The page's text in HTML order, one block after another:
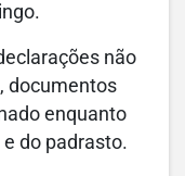
não
documentos
enquanto
do padrasto.